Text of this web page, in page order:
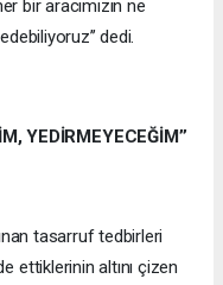
bir aracımızın ne
dedi.
YEDİRMEYECEĞİM’’
tasarruf tedbirleri
ettiklerinin altını çizen